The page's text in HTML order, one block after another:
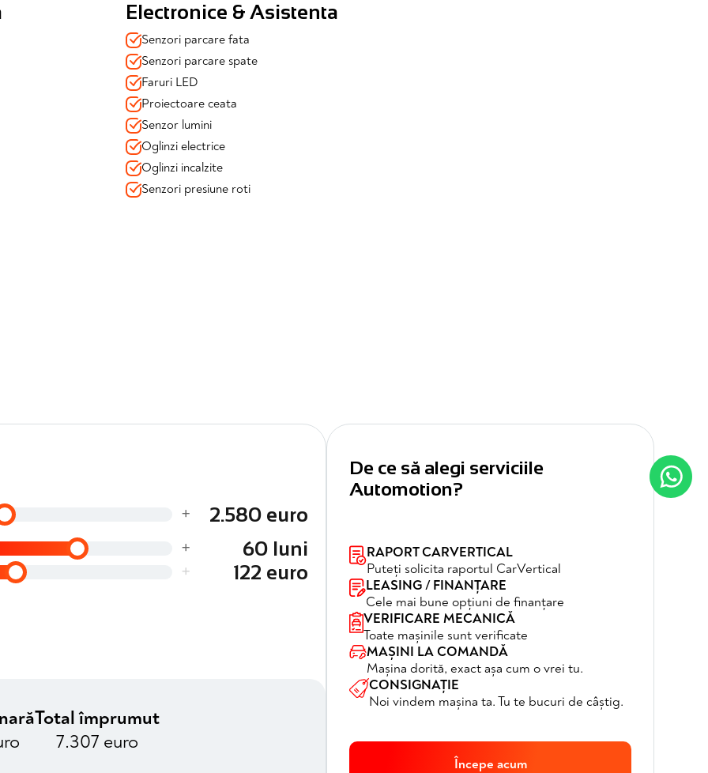
efectuate
consultanță dedicată, soluții de finanțare adaptate
Electronice & Asistenta
Senzori parcare fata
Senzori parcare spate
Faruri LED
Proiectoare ceata
Senzor lumini
Oglinzi electrice
Oglinzi incalzite
Senzori presiune roti
+
2.580 euro
+
60 luni
+ 122 euro
Total împrumut
7.307 euro
De ce să alegi serviciile
Automotion?
RAPORT CARVERTICAL
Puteți solicita raportul CarVertical
LEASING / FINANȚARE
Cele mai bune opțiuni de finanțare
VERIFICARE MECANICĂ
Toate mașinile sunt verificate
MAȘINI LA COMANDĂ
Mașina dorită, exact așa cum o vrei tu.
CONSIGNAȚIE
Noi vindem mașina ta. Tu te bucuri de câștig.
Începe acum